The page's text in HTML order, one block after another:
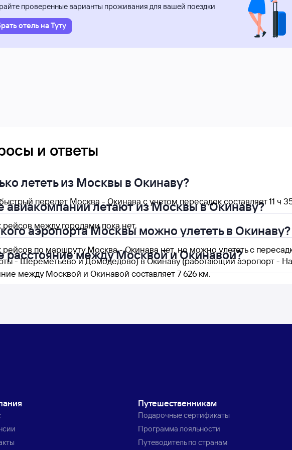
проверенные варианты проживания для вашей поездки
отель на Туту
и ответы
лететь из Москвы в Окинаву?
перелет Москва - Окинава с учетом пересадок составляет 11 ч
авиакомпании летают из Москвы в Окинаву?
между городами пока нет.
аэропорта Москвы можно улететь в Окинаву?
по маршруту Москва - Окинава нет, но можно улететь с
- Шереметьево и Домодедово) в Окинаву (работающий аэропорт -
расстояние между Москвой и Окинавой?
между Москвой и Окинавой составляет 7 626 км.
Путешественникам
Подарочные сертификаты
Программа лояльности
Путеводитель по странам